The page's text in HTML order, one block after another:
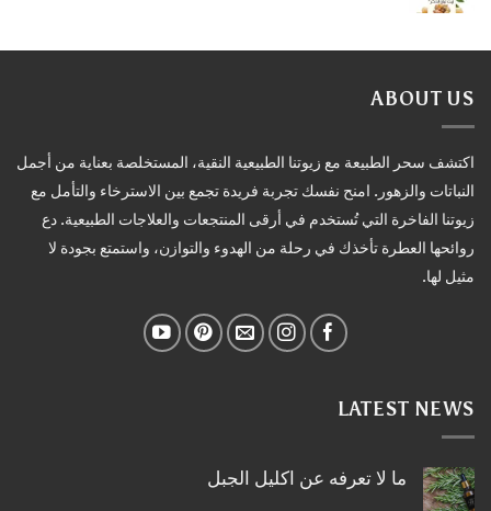
ABOUT US
اكتشف سحر الطبيعة مع زيوتنا الطبيعية النقية، المستخلصة بعناية من أجمل
النباتات والزهور. امنح نفسك تجربة فريدة تجمع بين الاسترخاء والتأمل مع
زيوتنا الفاخرة التي تُستخدم في أرقى المنتجعات والعلاجات الطبيعية. دع
روائحها العطرة تأخذك في رحلة من الهدوء والتوازن، واستمتع بجودة لا
مثيل لها.
LATEST NEWS
ما لا تعرفه عن اكليل الجبل